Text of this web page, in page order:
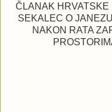
ČLANAK
SEKALEC O
NAKON RATA